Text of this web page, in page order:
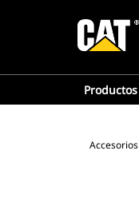
Productos
Accesorios